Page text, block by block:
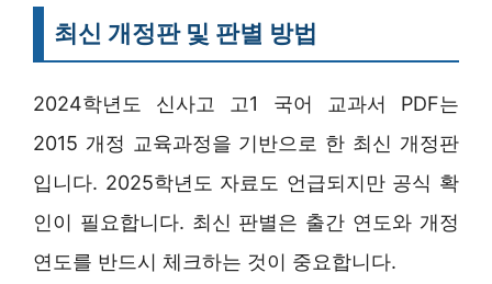
최신 개정판 및 판별 방법
2024학년도 신사고 고1 국어 교과서 PDF는
2015 개정 교육과정을 기반으로 한 최신 개정판
입니다. 2025학년도 자료도 언급되지만 공식 확
인이 필요합니다. 최신 판별은 출간 연도와 개정
연도를 반드시 체크하는 것이 중요합니다.